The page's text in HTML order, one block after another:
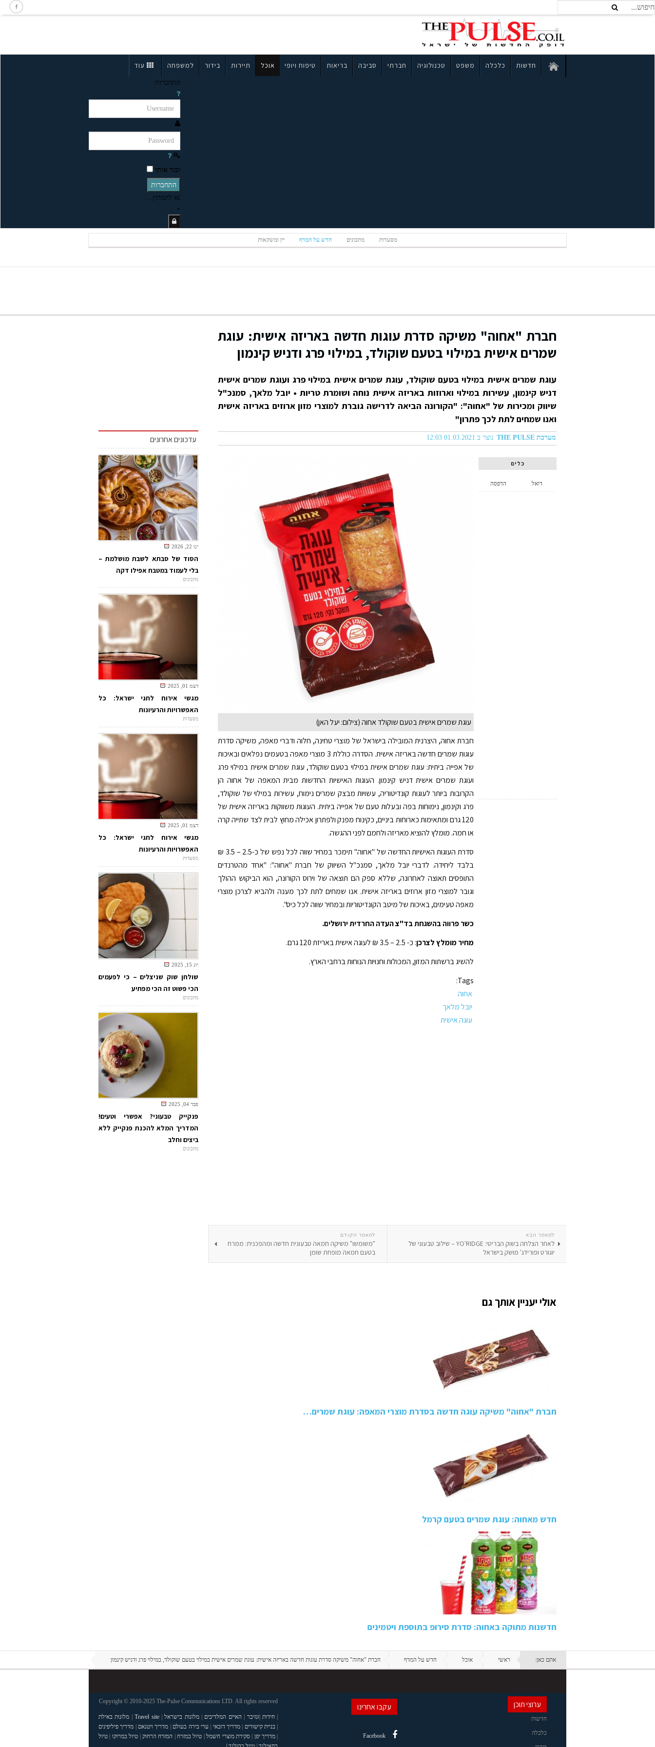
חדשות כלכלה משפט טכנולוגיה חברתי סביבה בריאות טיפוח ויופי אוכל תיירות בידור למשפחה עוד
התחברות
זכור אותי
התחברות
נא להמתין...
×
מסעדות מתכונים חדש על המדף יין ומשקאות
חברת "אחוה" משיקה סדרת עוגות חדשה באריזה אישית: עוגת
שמרים אישית במילוי בטעם שוקולד, במילוי פרג ודניש קינמון
עוגת שמרים אישית במילוי בטעם שוקולד, עוגת שמרים אישית במילוי פרג ועוגת שמרים אישית
דניש קינמון, עשירות במילוי וארוזות באריזה אישית נוחה ושומרת טריות • יובל מלאך, סמנכ"ל
שיווק ומכירות של "אחוה": "הקורונה הביאה לדרישה גוברת למוצרי מזון ארוזים באריזה אישית
ואנו שמחים לתת לכך פתרון"
מערכת THE PULSE נוצר ב 01.03.2021 12:03
כלים
הדפסה דואל
עוגת שמרים אישית בטעם שוקולד אחוה (צילום: יעל האן)
חברת אחוה, היצרנית המובילה בישראל של מוצרי טחינה, חלוה ודברי מאפה, משיקה סדרת
עוגות שמרים חדשה באריזה אישית. הסדרה כוללת 3 מוצרי מאפה בטעמים נפלאים ובאיכות
של אפייה ביתית: עוגת שמרים אישית במילוי בטעם שוקולד, עוגת שמרים אישית במילוי פרג
ועוגת שמרים אישית דניש קינמון. העוגות האישיות החדשות מבית המאפה של אחוה הן
הקרובות ביותר לעוגות קונדיטוריה, עשויות מבצק שמרים נימוח, עשירות במילוי של שוקולד,
פרג וקינמון, נימוחות בפה ובעלות טעם של אפייה ביתית. העוגות משווקות באריזה אישית של
120 גרם ומתאימות כארוחות ביניים, כקינוח מפנק ולפתרון אכילה מחוץ לבית לצד שתייה קרה
או חמה. מומלץ להוציא מאריזה ולחמם לפני ההגשה.
סדרת העוגות האישיות החדשה של "אחוה" תימכר במחיר שווה לכל נפש של כ-2.5 – 3.5 ₪
בלבד ליחידה. לדברי יובל מלאך, סמנכ"ל השיווק של חברת "אחוה": "אחד מהטרנדים
התופסים תאוצה לאחרונה, שללא ספק הם תוצאה של וירוס הקורונה, הוא הביקוש ההולך
וגובר למוצרי מזון ארוזים באריזה אישית. אנו שמחים לתת לכך מענה ולהביא לצרכן מוצרי
מאפה טעימים, באיכות של מיטב הקונדיטוריות ובמחיר שווה לכל כיס".
כשר פרווה בהשגחת בד"צ העדה החרדית ירושלים.
מחיר מומלץ לצרכן: כ- 2.5 – 3.5 ₪ לעוגה אישית באריזת 120 גרם.
להשיג ברשתות המזון, המכולות וחנויות הנוחות ברחבי הארץ.
Tags:
אחוה
יובל מלאך
עוגה אישית
למאמר הקודם
"משומשו" משיקה חמאה טבעונית חדשה ומהפכנית: ממרח
בטעם חמאה מופחת שומן
למאמר הבא
לאחר הצלחה בשוק הבריטי: YO'RIDGE – שילוב טבעוני של
יוגורט ופורידג' מושק בישראל
אולי יעניין אותך גם
חברת "אחוה" משיקה עוגה חדשה בסדרת מוצרי המאפה: עוגת שמרים…
חדש מאחוה: עוגת שמרים בטעם קרמל
חדשנות מתוקה באחוה: סדרת סירופ בתוספת ויטמינים
עדכונים אחרונים
ינו 22, 2026
הסוד של סבתא לשבת מושלמת –
בלי לעמוד במטבח אפילו דקה
מתכונים
דצמ 01, 2025
מגשי אירוח לחגי ישראל: כל
האפשרויות והרעיונות
מסעדות
דצמ 01, 2025
מגשי אירוח לחגי ישראל: כל
האפשרויות והרעיונות
מסעדות
יונ 15, 2025
שולחן שוק שניצלים – כי לפעמים
הכי פשוט זה הכי מפתיע
מתכונים
פבר 04, 2025
פנקייק טבעוני? אפשרי וטעים!
המדריך המלא להכנת פנקייק ללא
ביצים וחלב
מתכונים
אתם כאן: ראשי אוכל חדש על המדף חברת "אחוה" משיקה סדרת עוגות חדשה באריזה אישית: עוגת שמרים אישית במילוי בטעם שוקולד, במילוי פרג ודניש קינמון
ערוצי תוכן
חדשות
כלכלה
עקבו אחרינו
Facebook
Copyright © 2010-2025 The-Pulse Communications LTD. All rights reserved
| חידות |זנזיבר | האיים המלדיבים |מלונות בישראל|
Travel site
| מלונות באילת
| בניית קישורים |מדריך דובאי | ערי בירה בעולם | מדריך ויטנאם | מדריך פיליפינים
| מדריך יפן |סקירת מוצרי חשמל| טיול במזרח | המזרח הרחוק | טיול במרוקו | טיול